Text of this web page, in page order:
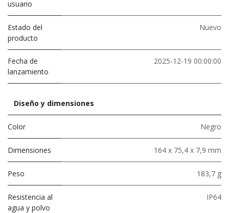
usuario
Estado del
producto
Nuevo
Fecha de
lanzamiento
2025-12-19 00:00:00
Diseño y dimensiones
Color Negro
Dimensiones 164 x 75,4 x 7,9 mm
Peso 183,7 g
Resistencia al
agua y polvo
IP64